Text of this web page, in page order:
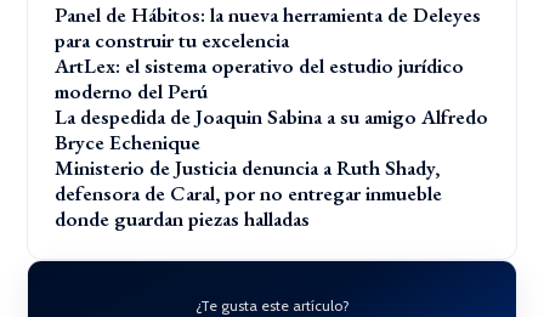
Panel de Hábitos: la nueva herramienta de Deleyes
para construir tu excelencia
ArtLex: el sistema operativo del estudio jurídico
moderno del Perú
La despedida de Joaquin Sabina a su amigo Alfredo
Bryce Echenique
Ministerio de Justicia denuncia a Ruth Shady,
defensora de Caral, por no entregar inmueble
donde guardan piezas halladas
¿Te gusta este artículo?